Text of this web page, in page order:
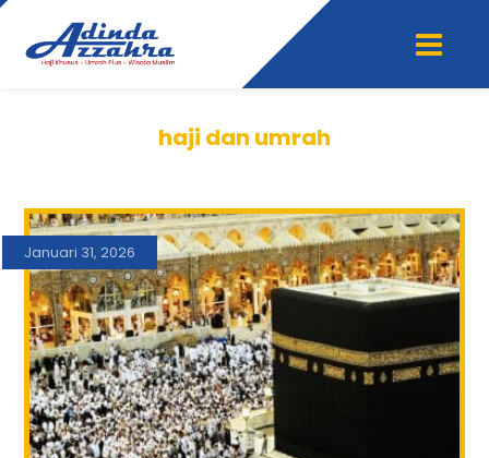
haji dan umrah
Januari 31, 2026